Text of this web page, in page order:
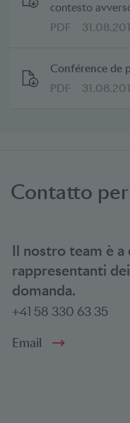
contesto
PDF
Conférence de
PDF
Contatto
Il nostro team è a
rappresentanti
domanda.
+41 58 330 63 35
Email